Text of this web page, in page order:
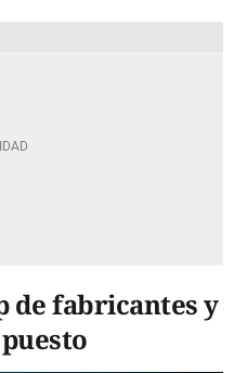
de fabricantes y